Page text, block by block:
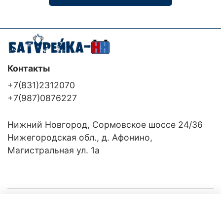
Контакты
+7(831)2312070
+7(987)0876227
Нижний Новгород, Сормовское шоссе 24/36
Нижегородская обл., д. Афонино,
Магистральная ул. 1а